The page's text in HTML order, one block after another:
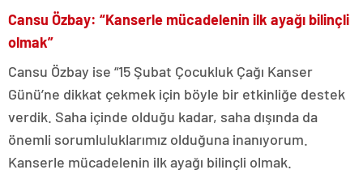
Cansu Özbay: “Kanserle mücadelenin ilk ayağı bilinçli
olmak”
Cansu Özbay ise “15 Şubat Çocukluk Çağı Kanser
Günü’ne dikkat çekmek için böyle bir etkinliğe destek
verdik. Saha içinde olduğu kadar, saha dışında da
önemli sorumluluklarımız olduğuna inanıyorum.
Kanserle mücadelenin ilk ayağı bilinçli olmak.